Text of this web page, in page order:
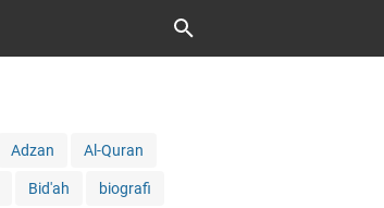
Adzan Al-Quran
Bid'ah biografi